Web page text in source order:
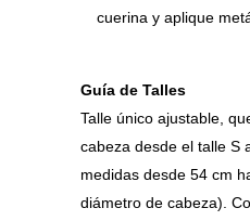
cuerina y aplique
Guía de Talles
Talle único ajustable,
cabeza desde el talle S
medidas desde 54 cm
diámetro de cabeza).